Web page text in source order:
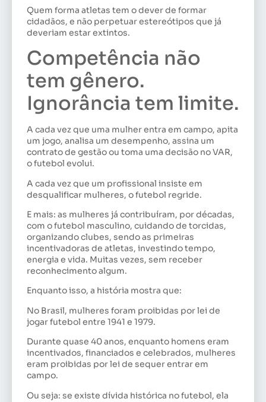
Quem forma atletas tem o dever de formar
cidadãos, e não perpetuar estereótipos que já
deveriam estar extintos.
Competência não
tem gênero.
Ignorância tem limite.
A cada vez que uma mulher entra em campo, apita
um jogo, analisa um desempenho, assina um
contrato de gestão ou toma uma decisão no VAR,
o futebol evolui.
A cada vez que um profissional insiste em
desqualificar mulheres, o futebol regride.
E mais: as mulheres já contribuíram, por décadas,
com o futebol masculino, cuidando de torcidas,
organizando clubes, sendo as primeiras
incentivadoras de atletas, investindo tempo,
energia e vida. Muitas vezes, sem receber
reconhecimento algum.
Enquanto isso, a história mostra que:
No Brasil, mulheres foram proibidas por lei de
jogar futebol entre 1941 e 1979.
Durante quase 40 anos, enquanto homens eram
incentivados, financiados e celebrados, mulheres
eram proibidas por lei de sequer entrar em
campo.
Ou seja: se existe dívida histórica no futebol, ela